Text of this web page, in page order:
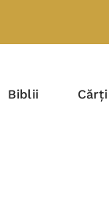
Biblii Cărți